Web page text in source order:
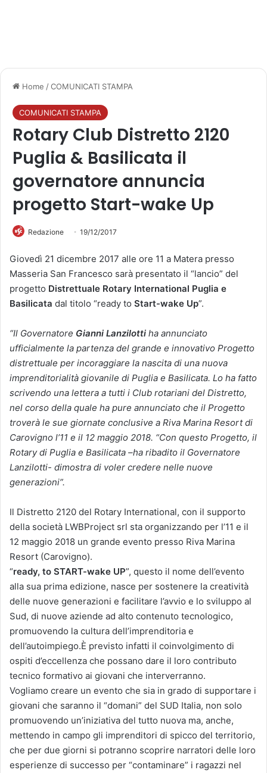
Home /COMUNICATI STAMPA
COMUNICATI STAMPA
Rotary Club Distretto 2120
Puglia & Basilicata il
governatore annuncia
progetto Start-wake Up
Redazione 19/12/2017
Giovedì 21 dicembre 2017 alle ore 11 a Matera presso
Masseria San Francesco sarà presentato il “lancio” del
progetto Distrettuale Rotary International Puglia e
Basilicata dal titolo “ready to Start-wake Up”.
“Il Governatore Gianni Lanzilotti ha annunciato
ufficialmente la partenza del grande e innovativo Progetto
distrettuale per incoraggiare la nascita di una nuova
imprenditorialità giovanile di Puglia e Basilicata. Lo ha fatto
scrivendo una lettera a tutti i Club rotariani del Distretto,
nel corso della quale ha pure annunciato che il Progetto
troverà le sue giornate conclusive a Riva Marina Resort di
Carovigno l’11 e il 12 maggio 2018. “Con questo Progetto, il
Rotary di Puglia e Basilicata –ha ribadito il Governatore
Lanzilotti- dimostra di voler credere nelle nuove
generazioni”.
Il Distretto 2120 del Rotary International, con il supporto
della società LWBProject srl sta organizzando per l’11 e il
12 maggio 2018 un grande evento presso Riva Marina
Resort (Carovigno).
“ready, to START-wake UP”, questo il nome dell’evento
alla sua prima edizione, nasce per sostenere la creatività
delle nuove generazioni e facilitare l’avvio e lo sviluppo al
Sud, di nuove aziende ad alto contenuto tecnologico,
promuovendo la cultura dell’imprenditoria e
dell’autoimpiego.È previsto infatti il coinvolgimento di
ospiti d’eccellenza che possano dare il loro contributo
tecnico formativo ai giovani che interverranno.
Vogliamo creare un evento che sia in grado di supportare i
giovani che saranno il “domani” del SUD Italia, non solo
promuovendo un’iniziativa del tutto nuova ma, anche,
mettendo in campo gli imprenditori di spicco del territorio,
che per due giorni si potranno scoprire narratori delle loro
esperienze di successo per “contaminare” i ragazzi nel